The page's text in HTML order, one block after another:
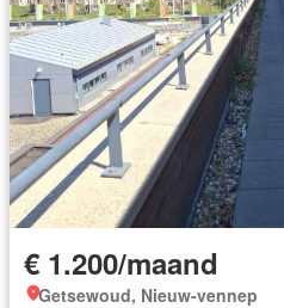
€ 1.200/maand
Getsewoud, Nieuw-vennep